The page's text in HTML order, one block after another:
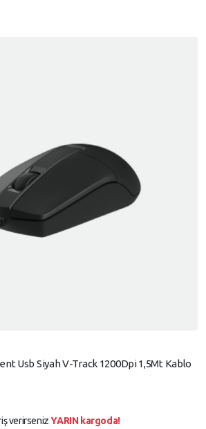
Usb Siyah V-Track 1200Dpi 1,5Mt Kablo
verirsenizYARIN kargoda!